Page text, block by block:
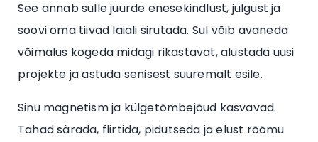
See annab sulle juurde enesekindlust, julgust ja
soovi oma tiivad laiali sirutada. Sul võib avaneda
võimalus kogeda midagi rikastavat, alustada uusi
projekte ja astuda senisest suuremalt esile.
Sinu magnetism ja külgetõmbejõud kasvavad.
Tahad särada, flirtida, pidutseda ja elust rõõmu